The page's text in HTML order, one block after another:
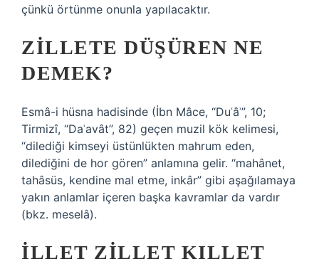
çünkü örtünme onunla yapılacaktır.
ZILLETE DÜŞÜREN NE
DEMEK?
Esmâ-i hüsna hadisinde (İbn Mâce, “Duʿâʾ”, 10;
Tirmizî, “Daʿavât”, 82) geçen muzil kök kelimesi,
“dilediği kimseyi üstünlükten mahrum eden,
dilediğini de hor gören” anlamına gelir. “mahânet,
tahâsüs, kendine mal etme, inkâr” gibi aşağılamaya
yakın anlamlar içeren başka kavramlar da vardır
(bkz. meselâ).
İLLET ZILLET KILLET